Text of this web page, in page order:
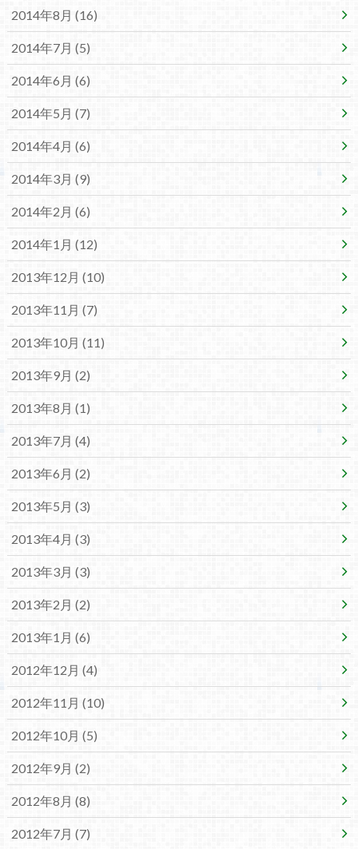
2014年8月 (16)
2014年7月 (5)
2014年6月 (6)
2014年5月 (7)
2014年4月 (6)
2014年3月 (9)
2014年2月 (6)
2014年1月 (12)
2013年12月 (10)
2013年11月 (7)
2013年10月 (11)
2013年9月 (2)
2013年8月 (1)
2013年7月 (4)
2013年6月 (2)
2013年5月 (3)
2013年4月 (3)
2013年3月 (3)
2013年2月 (2)
2013年1月 (6)
2012年12月 (4)
2012年11月 (10)
2012年10月 (5)
2012年9月 (2)
2012年8月 (8)
2012年7月 (7)